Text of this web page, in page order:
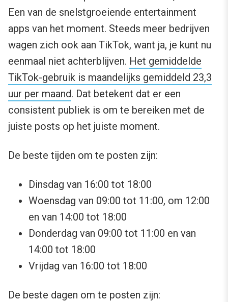
Een van de snelstgroeiende entertainment
apps van het moment. Steeds meer bedrijven
wagen zich ook aan TikTok, want ja, je kunt nu
eenmaal niet achterblijven. Het gemiddelde
TikTok-gebruik is maandelijks gemiddeld 23,3
uur per maand. Dat betekent dat er een
consistent publiek is om te bereiken met de
juiste posts op het juiste moment.
De beste tijden om te posten zijn:
Dinsdag van 16:00 tot 18:00
Woensdag van 09:00 tot 11:00, om 12:00
en van 14:00 tot 18:00
Donderdag van 09:00 tot 11:00 en van
14:00 tot 18:00
Vrijdag van 16:00 tot 18:00
De beste dagen om te posten zijn: